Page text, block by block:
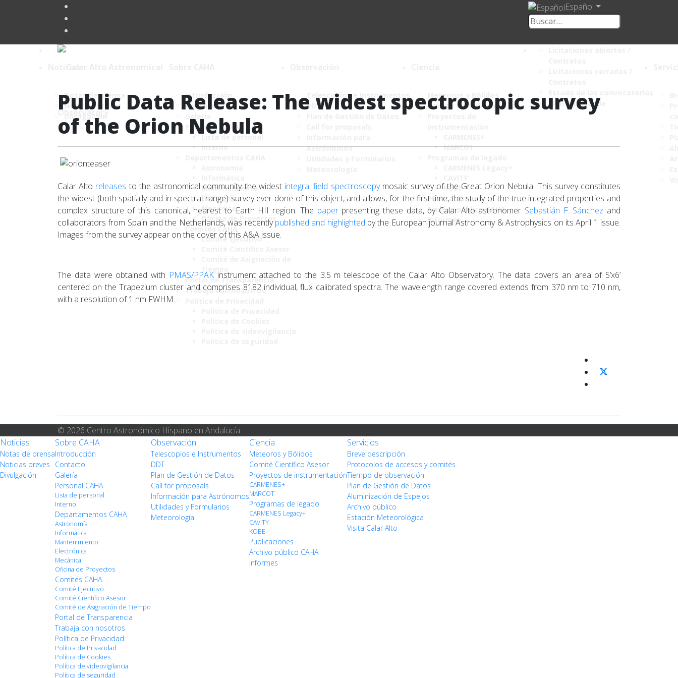
Español
Notas de prensa
Noticias breves
Divulgación
Introducción
Contacto
Personal CAHA
Lista de personal
Interno
Mantenimiento
Electrónica
Mecánica
Oficina de Proyectos
Comités CAHA
Comité Ejecutivo
Portal de Transparencia
Trabaja con nosotros
Telescopios e Instrumentos
DDT
Astrónomos
Meteoros y Bólidos
Comité Científico Asesor
MARCOT
KOBE
Publicaciones
Archivo público CAHA
Informes
Plan Antifraude
Public Data Release: The widest spectrocopic survey
of the Orion Nebula
Calar Alto releases to the astronomical community the widest integral field spectroscopymosaic survey of the Great Orion Nebula. This survey constitutes
the widest (both spatially and in spectral range) survey ever done of this object, and allows, for the first time, the study of the true integrated properties and
complex structure of this canonical, nearest to Earth HII region. The paperpresenting these data, by Calar Alto astronomer Sebastián F. Sánchez and
collaborators from Spain and the Netherlands, was recentlypublished and highlighted by the European journal Astronomy & Astrophysics on its April 1 issue.
Images from the survey appear on the cover of this A&A issue.
The data were obtained with PMAS/PPAKinstrument attached to the 3.5 m telescope of the Calar Alto Observatory. The data covers an area of 5’x6’
centered on the Trapezium cluster and comprises 8182 individual, flux calibrated spectra. The wavelength range covered extends from 370 nm to 710 nm,
with a resolution of 1 nm FWHM.
© 2026 Centro Astronómico Hispano en Andalucía
Noticias
Notas de prensa
Noticias breves
Divulgación
Sobre CAHA
Introducción
Contacto
Galería
Personal CAHA
Lista de personal
Interno
Departamentos CAHA
Astronomía
Informática
Mantenimiento
Electrónica
Mecánica
Oficina de Proyectos
Comités CAHA
Comité Ejecutivo
Comité Científico Asesor
Comité de Asignación de Tiempo
Portal de Transparencia
Trabaja con nosotros
Política de Privacidad
Política de Privacidad
Política de Cookies
Política de videovigilancia
Política de seguridad
Observación
Telescopios e Instrumentos
DDT
Plan de Gestión de Datos
Call for proposals
Información para Astrónomos
Utilidades y Formularios
Meteorología
Ciencia
Meteoros y Bólidos
Comité Científico Asesor
Proyectos de instrumentación
CARMENES+
MARCOT
Programas de legado
CARMENES Legacy+
CAVITY
KOBE
Publicaciones
Archivo público CAHA
Informes
Servicios
Breve descripción
Protocolos de accesos y comités
Tiempo de observación
Plan de Gestión de Datos
Aluminización de Espejos
Archivo público
Estación Meteorológica
Visita Calar Alto